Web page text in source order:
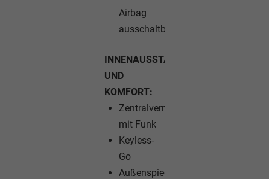
Airbag
ausschaltbar
INNENAUSSTATTUNG
UND
KOMFORT:
Zentralverriegelung
mit Funk
Keyless-
Go
Außenspiegel